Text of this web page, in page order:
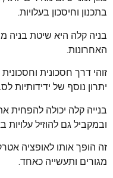
בתכנון וחיסכון בעלויות.
בניה קלה היא שיטת בניה
האחרונות.
זוהי דרך חסכונית
יתרון נוסף של ידידותיות
ובמקביל גם להוזיל עלויות
זה הופך אותו לאופציה
מגורים ותעשייה כאחד.